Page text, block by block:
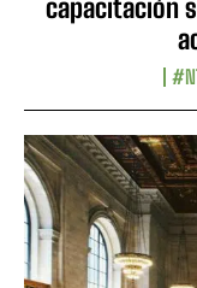
capacitación